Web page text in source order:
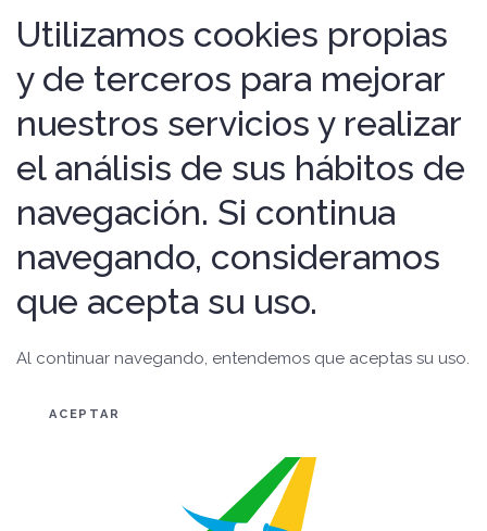
Utilizamos cookies propias
y de terceros para mejorar
nuestros servicios y realizar
el análisis de sus hábitos de
navegación. Si continua
navegando, consideramos
que acepta su uso.
Al continuar navegando, entendemos que aceptas su uso.
ACEPTAR